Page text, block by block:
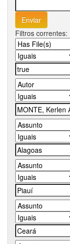
Filtros correntes: